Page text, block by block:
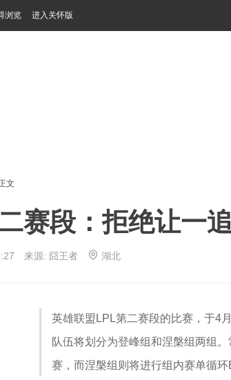
浏览 进入关怀版
文
赛段：拒绝让一
来源: 囧王者 湖北
英雄联盟LPL第二赛段的比赛，于4
队伍将划分为登峰组和涅槃组两组
赛，而涅槃组则将进行组内赛单循